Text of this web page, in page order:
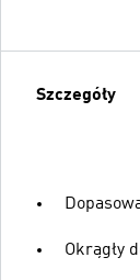
Szczegóły
Okrągły